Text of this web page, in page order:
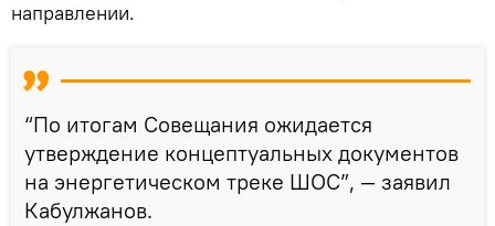
направлении.
“По итогам Совещания ожидается
утверждение концептуальных документов
на энергетическом треке ШОС”, — заявил
Кабулжанов.